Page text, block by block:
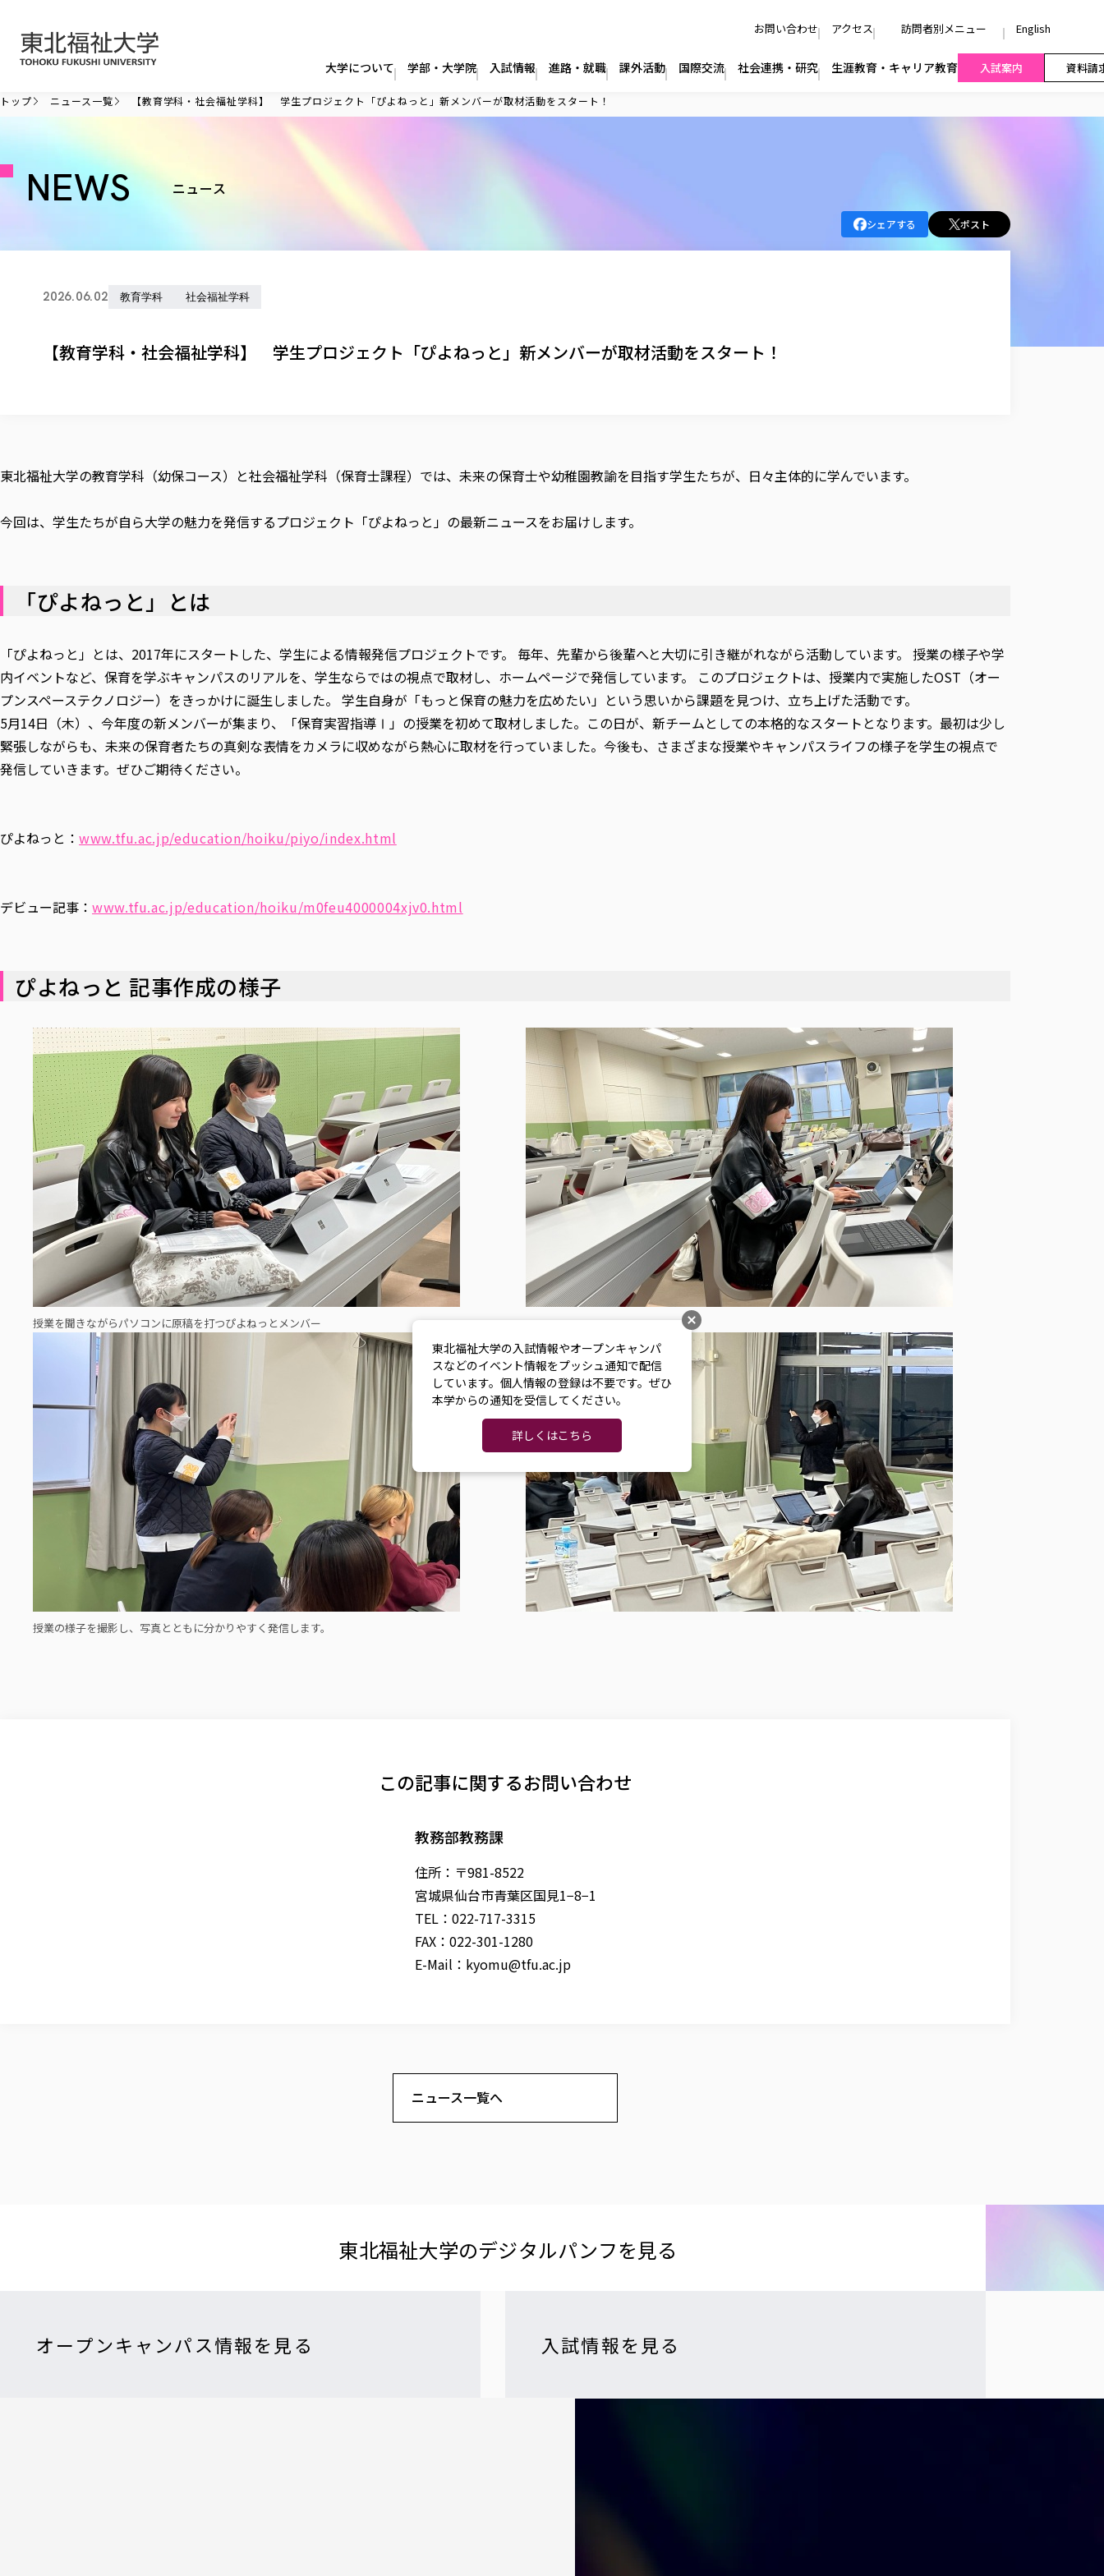
お問い合わせ アクセス 訪問者別メニュー English
大学について 学部・大学院 入試情報 進路・就職 課外活動 国際交流 社会連携・研究 生涯教育・キャリア教育 入試案内 資料請
トップ ニュース一覧 【教育学科・社会福祉学科】 学生プロジェクト「ぴよねっと」新メンバーが取材活動をスタート！
NEWS ニュース
シェアする ポスト
2026.06.02 教育学科 社会福祉学科
【教育学科・社会福祉学科】 学生プロジェクト「ぴよねっと」新メンバーが取材活動をスタート！
東北福祉大学の教育学科（幼保コース）と社会福祉学科（保育士課程）では、未来の保育士や幼稚園教諭を目指す学生たちが、日々主体的に学んでいます。
今回は、学生たちが自ら大学の魅力を発信するプロジェクト「ぴよねっと」の最新ニュースをお届けします。
「ぴよねっと」とは
「ぴよねっと」とは、2017年にスタートした、学生による情報発信プロジェクトです。 毎年、先輩から後輩へと大切に引き継がれながら活動しています。 授業の様子や学
内イベントなど、保育を学ぶキャンパスのリアルを、学生ならではの視点で取材し、ホームページで発信しています。 このプロジェクトは、授業内で実施したOST（オー
プンスペーステクノロジー）をきっかけに誕生しました。 学生自身が「もっと保育の魅力を広めたい」という思いから課題を見つけ、立ち上げた活動です。
5月14日（木）、今年度の新メンバーが集まり、「保育実習指導Ⅰ」の授業を初めて取材しました。この日が、新チームとしての本格的なスタートとなります。最初は少し
緊張しながらも、未来の保育者たちの真剣な表情をカメラに収めながら熱心に取材を行っていました。今後も、さまざまな授業やキャンパスライフの様子を学生の視点で
発信していきます。ぜひご期待ください。
ぴよねっと： www.tfu.ac.jp/education/hoiku/piyo/index.html
デビュー記事： www.tfu.ac.jp/education/hoiku/m0feu4000004xjv0.html
ぴよねっと 記事作成の様子
授業を聞きながらパソコンに原稿を打つぴよねっとメンバー
授業の様子を撮影し、写真とともに分かりやすく発信します。
この記事に関するお問い合わせ
教務部教務課
住所：〒981-8522
宮城県仙台市青葉区国見1−8−1
TEL：022-717-3315
FAX：022-301-1280
E-Mail： kyomu@tfu.ac.jp
ニュース一覧へ
東北福祉大学の​デジタルパンフを​見る​
オープンキャンパス情報を見る 入試情報を見る
東北福祉大学の入試情報やオープンキャンパ
スなどのイベント情報をプッシュ通知で配信
しています。個人情報の登録は不要です。ぜひ
本学からの通知を受信してください。
詳しくはこちら